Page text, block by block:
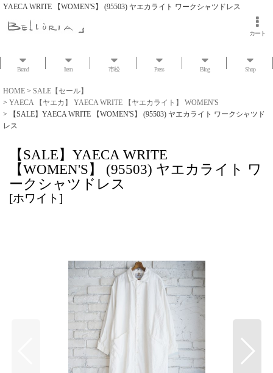
YAECA WRITE 【WOMEN'S】 (95503) ヤエカライト ワークシャツドレス
カート
Brand Item 市松 Press Blog Shop
HOME > SALE【セール】
> YAECA 【ヤエカ】 YAECA WRITE 【ヤエカライト】 WOMEN'S
>
【SALE】YAECA WRITE 【WOMEN'S】 (95503) ヤエカライト ワークシャツド
レス
【SALE】YAECA WRITE
【WOMEN'S】 (95503) ヤエカライト ワ
ークシャツドレス
[ホワイト]